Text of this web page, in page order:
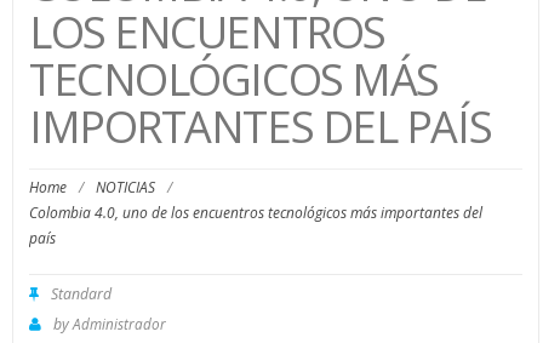
LOS ENCUENTROS
TECNOLÓGICOS MÁS
IMPORTANTES DEL PAÍS
Home / NOTICIAS /
Colombia 4.0, uno de los encuentros tecnológicos más importantes del
país
Standard
byAdministrador